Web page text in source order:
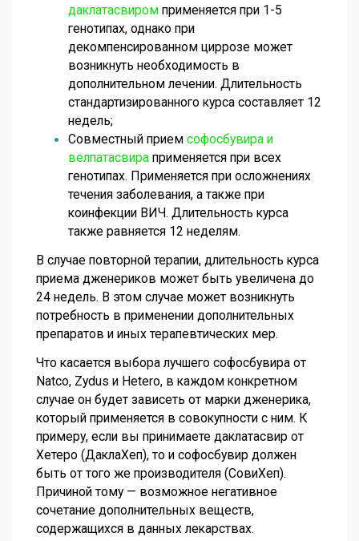
даклатасвиром применяется при 1-5
генотипах, однако при
декомпенсированном циррозе может
возникнуть необходимость в
дополнительном лечении. Длительность
стандартизированного курса составляет 12
недель;
Совместный прием софосбувира и
велпатасвира применяется при всех
генотипах. Применяется при осложнениях
течения заболевания, а также при
коинфекции ВИЧ. Длительность курса
также равняется 12 неделям.
В случае повторной терапии, длительность курса
приема дженериков может быть увеличена до
24 недель. В этом случае может возникнуть
потребность в применении дополнительных
препаратов и иных терапевтических мер.
Что касается выбора лучшего софосбувира от
Natco, Zydus и Hetero, в каждом конкретном
случае он будет зависеть от марки дженерика,
который применяется в совокупности с ним. К
примеру, если вы принимаете даклатасвир от
Хетеро (ДаклаХеп), то и софосбувир должен
быть от того же производителя (СовиХеп).
Причиной тому — возможное негативное
сочетание дополнительных веществ,
содержащихся в данных лекарствах.